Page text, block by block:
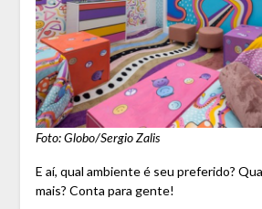
Foto: Globo/Sergio Zalis
E aí, qual ambiente é seu preferido?
mais? Conta para gente!